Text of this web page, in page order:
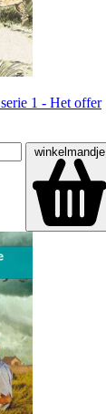
1 - Het offer
winkelmandje